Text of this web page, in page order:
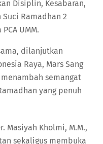
UMM.
dilanjutkan
Raya, Mars Sang
menambah semangat
yang penuh
Masiyah Kholmi, M.M.,
sekaligus membuka